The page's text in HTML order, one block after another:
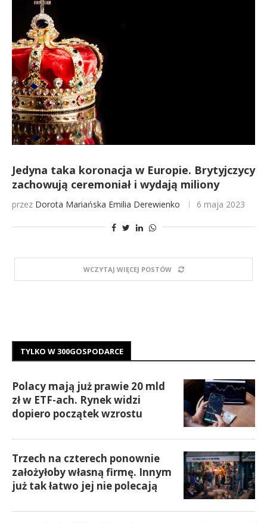
Jedyna taka koronacja w Europie. Brytyjczycy
zachowują ceremoniał i wydają miliony
przez Dorota Mariańska Emilia Derewienko 6 maja 2023
WCZYTAJ WIĘCEJ POSTÓW
TYLKO W 300GOSPODARCE
Polacy mają już prawie 20 mld
zł w ETF-ach. Rynek widzi
dopiero początek wzrostu
Trzech na czterech ponownie
założyłoby własną firmę. Innym
już tak łatwo jej nie polecają